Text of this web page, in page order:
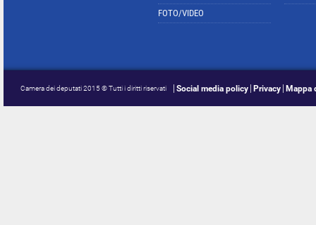
FOTO/VIDEO
Camera dei deputati 2015 © Tutti i diritti riservati Social media policy Privacy Mappa